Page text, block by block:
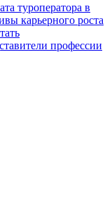
туроператора в
карьерного роста
профессии